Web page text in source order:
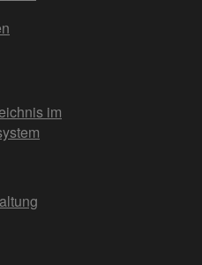
im